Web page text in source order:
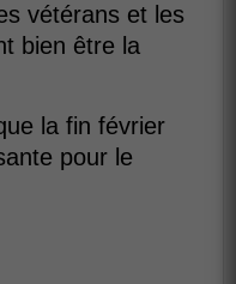
vétérans et les
bien être la
la fin février
pour le